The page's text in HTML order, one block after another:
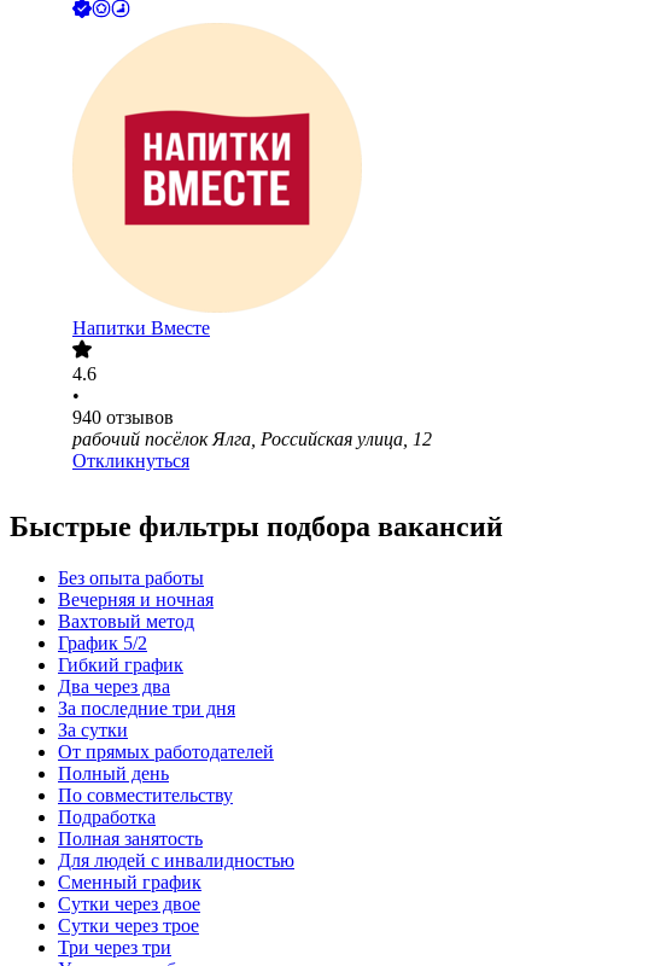
Напитки Вместе
4.6
•
940 отзывов
рабочий посёлок Ялга, Российская улица, 12
Откликнуться
Быстрые фильтры подбора вакансий
Без опыта работы
Вечерняя и ночная
Вахтовый метод
График 5/2
Гибкий график
Два через два
За последние три дня
За сутки
От прямых работодателей
Полный день
По совместительству
Подработка
Полная занятость
Для людей с инвалидностью
Сменный график
Сутки через двое
Сутки через трое
Три через три